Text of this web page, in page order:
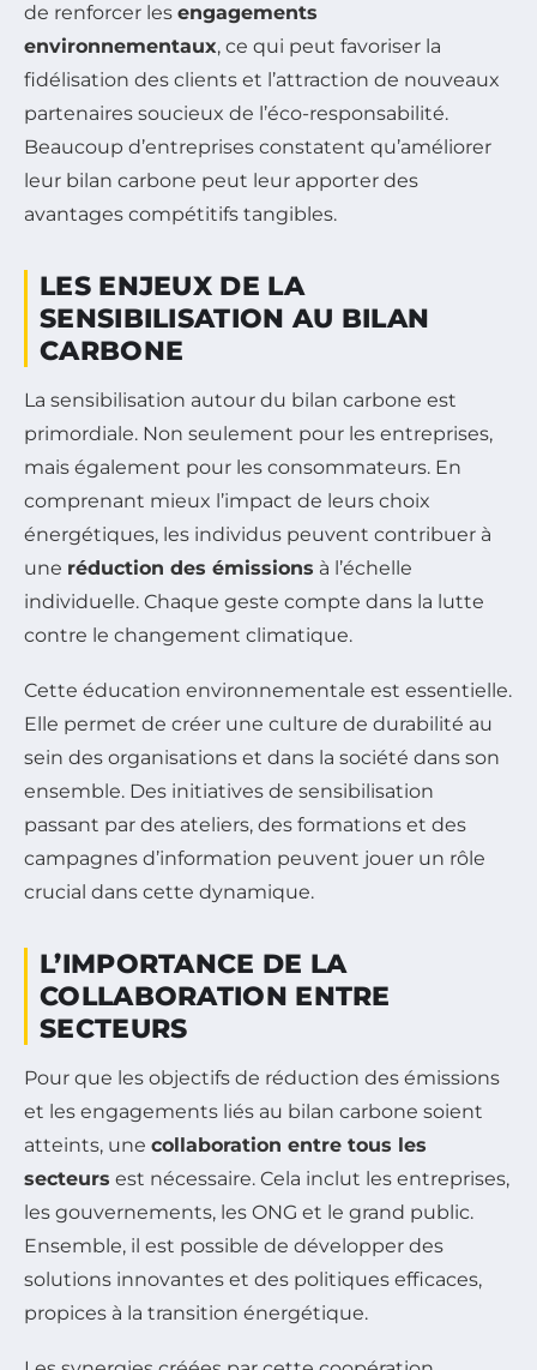
de renforcer les engagements
environnementaux, ce qui peut favoriser la
fidélisation des clients et l’attraction de nouveaux
partenaires soucieux de l’éco-responsabilité.
Beaucoup d’entreprises constatent qu’améliorer
leur bilan carbone peut leur apporter des
avantages compétitifs tangibles.
LES ENJEUX DE LA
SENSIBILISATION AU BILAN
CARBONE
La sensibilisation autour du bilan carbone est
primordiale. Non seulement pour les entreprises,
mais également pour les consommateurs. En
comprenant mieux l’impact de leurs choix
énergétiques, les individus peuvent contribuer à
une réduction des émissions à l’échelle
individuelle. Chaque geste compte dans la lutte
contre le changement climatique.
Cette éducation environnementale est essentielle.
Elle permet de créer une culture de durabilité au
sein des organisations et dans la société dans son
ensemble. Des initiatives de sensibilisation
passant par des ateliers, des formations et des
campagnes d’information peuvent jouer un rôle
crucial dans cette dynamique.
L’IMPORTANCE DE LA
COLLABORATION ENTRE
SECTEURS
Pour que les objectifs de réduction des émissions
et les engagements liés au bilan carbone soient
atteints, une collaboration entre tous les
secteurs est nécessaire. Cela inclut les entreprises,
les gouvernements, les ONG et le grand public.
Ensemble, il est possible de développer des
solutions innovantes et des politiques efficaces,
propices à la transition énergétique.